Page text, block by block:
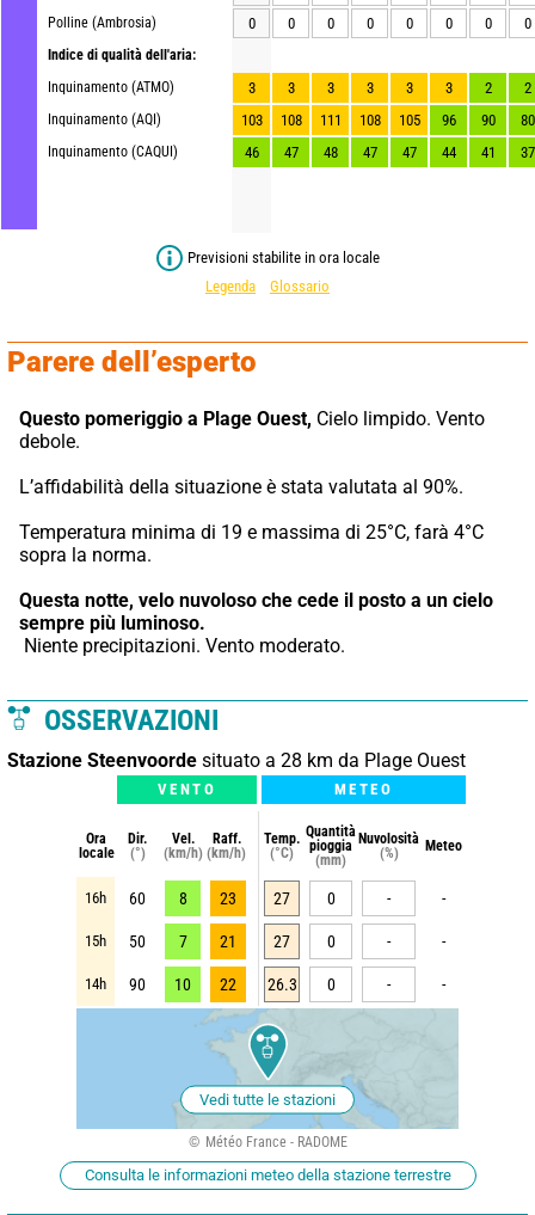
Polline (Ambrosia)
Indice di qualità dell'aria:
Inquinamento (ATMO)
Inquinamento (AQI)
Inquinamento (CAQUI)
0 0 0 0 0 0 0 0
3 3 3 3 3 3 2
2
103
108 111 108 105 96 90
80
46
47 48 47 47 44 41 37
Previsioni stabilite in ora locale
Legenda
Glossario
Parere dell’esperto
Questo pomeriggio a Plage Ouest, Cielo limpido. Vento
debole.
L’affidabilità della situazione è stata valutata al 90%.
Temperatura minima di 19 e massima di 25°C, farà 4°C
sopra la norma.
Questa notte, velo nuvoloso che cede il posto a un cielo
sempre più luminoso.
Niente precipitazioni. Vento moderato.
OSSERVAZIONI
Stazione Steenvoorde situato a 28 km da Plage Ouest
VENTO METEO
Ora
locale
Dir.
(°)
Vel.
(km/h)
Raff.
(km/h)
Temp.
(°C)
Quantità
pioggia
(mm)
Nuvolosità
(%)
Meteo
16h 60 8 23 27 0 - -
15h 50 7 21 27 0 - -
14h 90 10 22 26.3 0 - -
Vedi tutte le stazioni
Météo France - RADOME
Consulta le informazioni meteo della stazione terrestre